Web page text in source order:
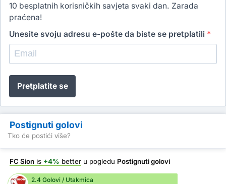
10 besplatnih korisničkih savjeta svaki dan. Zarada
praćena!
Unesite svoju adresu e-pošte da biste se pretplatili *
Pretplatite se
Postignuti golovi
Tko će postići više?
FC Sion is +4% better u pogledu Postignuti golovi
2.4 Golovi / Utakmica